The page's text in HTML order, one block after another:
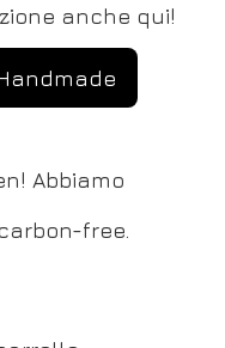
anche qui!
Abbiamo
free.